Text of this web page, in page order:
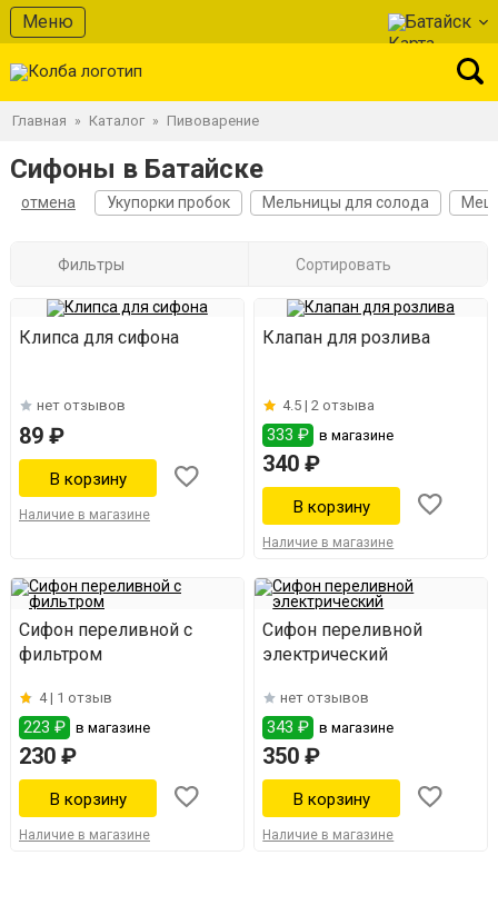
Меню Батайск
Главная » Каталог » Пивоварение
Сифоны в Батайске
отмена Укупорки пробок Мельницы для солода
Фильтры Сортировать
Клипса для сифона
нет отзывов
89 ₽
Наличие в магазине
Клапан для розлива
4.5 |2 отзыва
333 ₽ в магазине
340 ₽
Наличие в магазине
Сифон переливной с
фильтром
4 | 1 отзыв
223 ₽ в магазине
230 ₽
Наличие в магазине
Сифон переливной
электрический
нет отзывов
343 ₽ в магазине
350 ₽
Наличие в магазине